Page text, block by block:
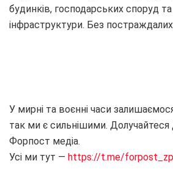
будинків, господарських споруд та
інфраструктури. Без
У мирні та воєнні часи
так ми є сильнішими. Долучайтеся
Форпост медіа.
Усі ми тут — https://t.me/forpost_zp